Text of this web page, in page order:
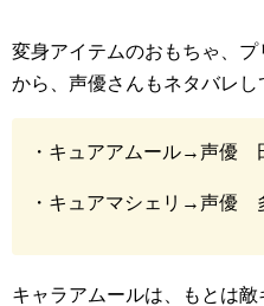
変身アイテムのおもちゃ、
から、声優さんもネタバレし
・キュアアムール→声優
・キュアマシェリ→声優
キャラアムールは、もとは